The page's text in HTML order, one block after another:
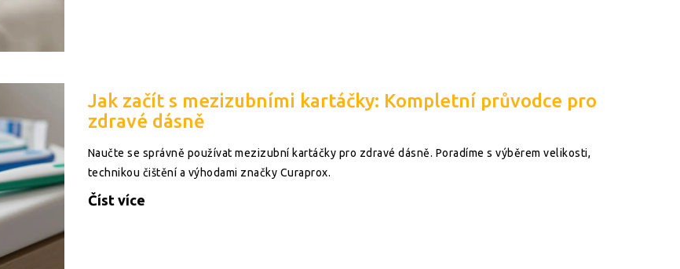
Jak začít s mezizubními kartáčky: Kompletní průvodce pro
zdravé dásně
Naučte se správně používat mezizubní kartáčky pro zdravé dásně. Poradíme s výběrem velikosti,
technikou čištění a výhodami značky Curaprox.
Číst více